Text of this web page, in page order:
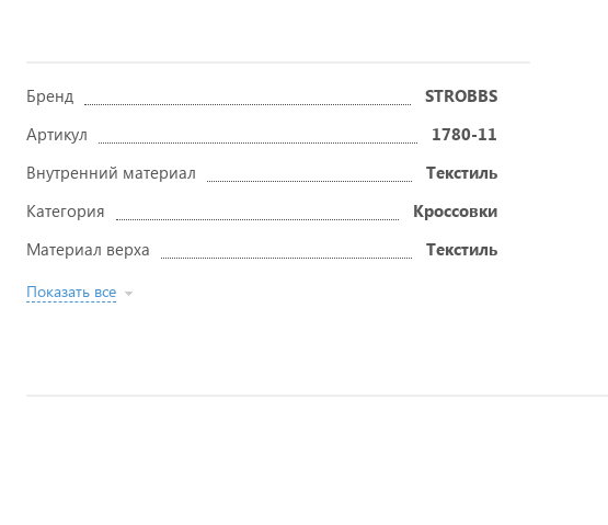
Бренд
STROBBS
Артикул
1780-11
Внутренний материал
Текстиль
Категория
Кроссовки
Материал верха
Текстиль
Показать все